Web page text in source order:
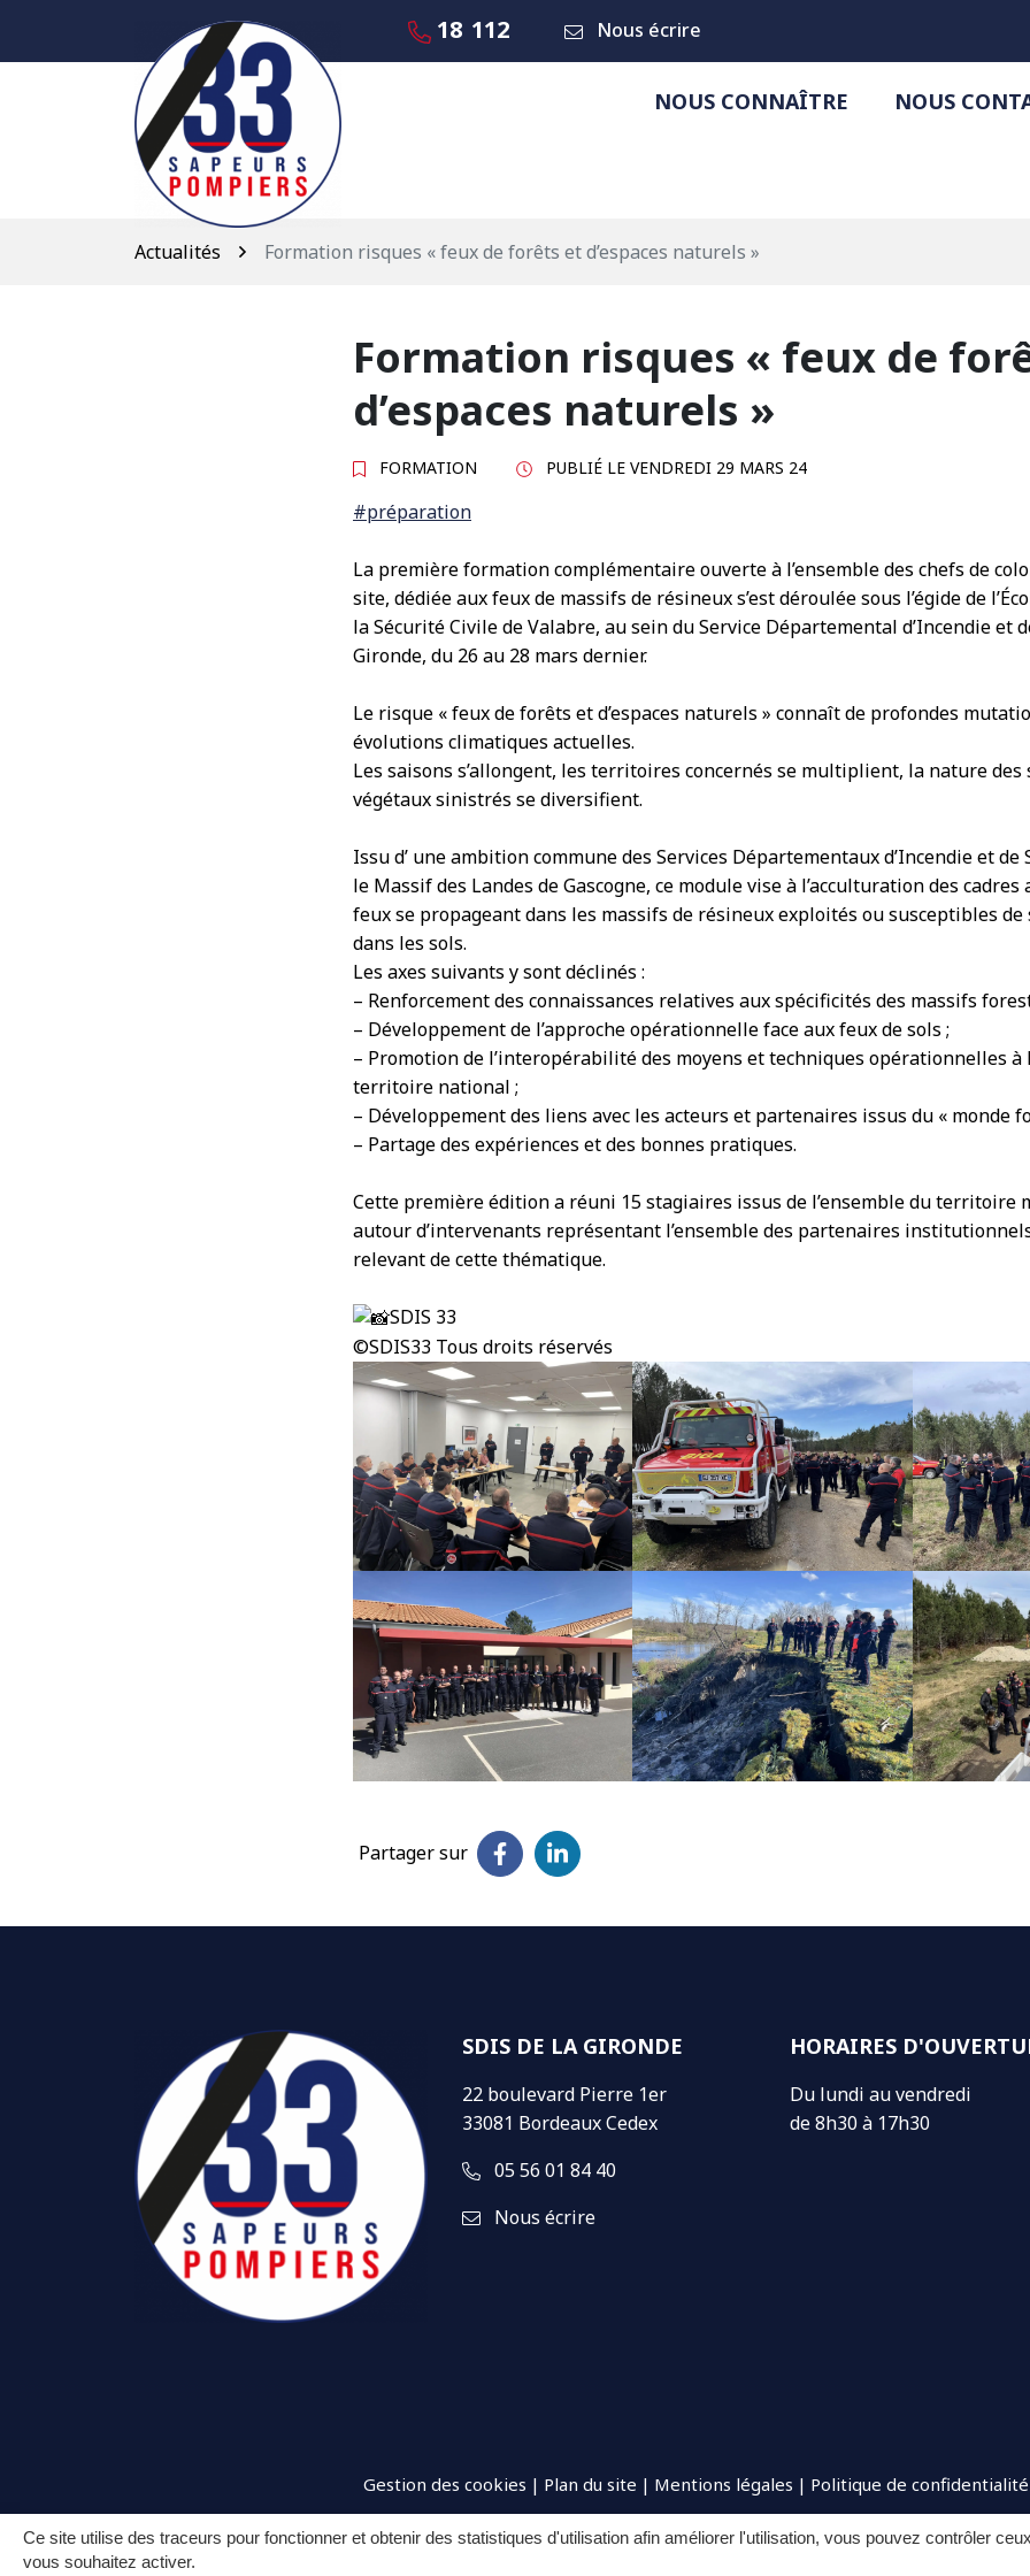
Ce site utilise des traceurs pour fonctionner et obtenir des statistiques d'utilisation afin améliorer l'utilisation, vous pouvez contrôler
vous souhaitez activer.
contenu
18 112 Nous écrire
NOUS CONNAÎTRE NOUS
Actualités Formation risques « feux de forêts et d’espaces naturels »
Formation risques « feux de
d’espaces naturels »
FORMATION PUBLIÉ LE VENDREDI 29 MARS 24
#préparation
La première formation complémentaire ouverte à l’ensemble des chefs de
site, dédiée aux feux de massifs de résineux s’est déroulée sous l’égide de
la Sécurité Civile de Valabre, au sein du Service Départemental d’Incendie et
Gironde, du 26 au 28 mars dernier.
Le risque « feux de forêts et d’espaces naturels » connaît de profondes
évolutions climatiques actuelles.
Les saisons s’allongent, les territoires concernés se multiplient, la nature des
végétaux sinistrés se diversifient.
Issu d’ une ambition commune des Services Départementaux d’Incendie et de
le Massif des Landes de Gascogne, ce module vise à l’acculturation des cadres
feux se propageant dans les massifs de résineux exploités ou susceptibles de
dans les sols.
Les axes suivants y sont déclinés :
– Renforcement des connaissances relatives aux spécificités des massifs
– Développement de l’approche opérationnelle face aux feux de sols ;
– Promotion de l’interopérabilité des moyens et techniques opérationnelles à
territoire national ;
– Développement des liens avec les acteurs et partenaires issus du « monde
– Partage des expériences et des bonnes pratiques.
Cette première édition a réuni 15 stagiaires issus de l’ensemble du territoire
autour d’intervenants représentant l’ensemble des partenaires
relevant de cette thématique.
SDIS 33
©SDIS33 Tous droits réservés
Partager sur Partager sur LinkedIn
(ouverture dans un nouvel onglet)
SDIS DE LA GIRONDE
22 boulevard Pierre 1er
33081 Bordeaux Cedex
05 56 01 84 40
Nous écrire
HORAIRES
Du lundi au vendredi
de 8h30 à 17h30
Gestion des cookies Plan du site Mentions légales Politique de confidentialité